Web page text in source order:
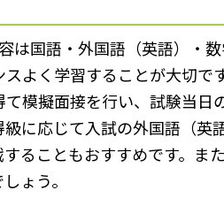
国語・外国語（英語）・
よく学習することが大切で
模擬面接を行い、試験当日
に応じて入試の外国語（英
ることもおすすめです。ま
ょう。